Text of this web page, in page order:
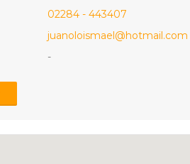
02284 - 443407
juanoloismael@hotmail.com
-